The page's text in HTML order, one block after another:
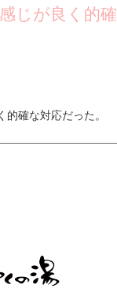
じが良く的確
確な対応だった。